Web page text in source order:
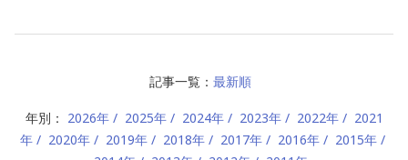
記事一覧： 最新順
年別： 2026年 2025年 2024年 2023年 2022年
2021
年
2020年 2019年 2018年 2017年 2016年
2015年